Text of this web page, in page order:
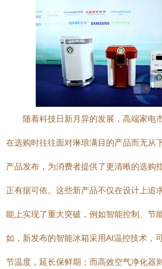
随着科技日新月异的发展，高端家电
在选购时往往面对琳琅满目的产品而无从
产品发布，为消费者提供了更清晰的选购
正有据可依。这些新产品不仅在设计上追
能上实现了重大突破，例如智能控制、节
如，新发布的智能冰箱采用AI温控技术，
节温度，延长保鲜期；而高效空气净化器